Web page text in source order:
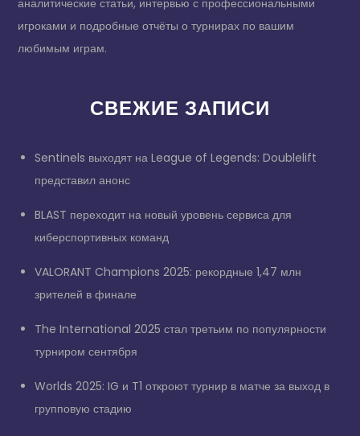
аналитические статьи, интервью с профессиональными
игроками и подробные отчёты о турнирах по вашим
любимым играм.
СВЕЖИЕ ЗАПИСИ
Sentinels выходят на League of Legends: Doublelift
представил анонс
BLAST переходит на новый уровень сервиса для
киберспортивных команд
VALORANT Champions 2025: рекордные 1,47 млн
зрителей в финале
The International 2025 стал третьим по популярности
турниром сентября
Worlds 2025: IG и T1 откроют турнир в матче за выход в
групповую стадию